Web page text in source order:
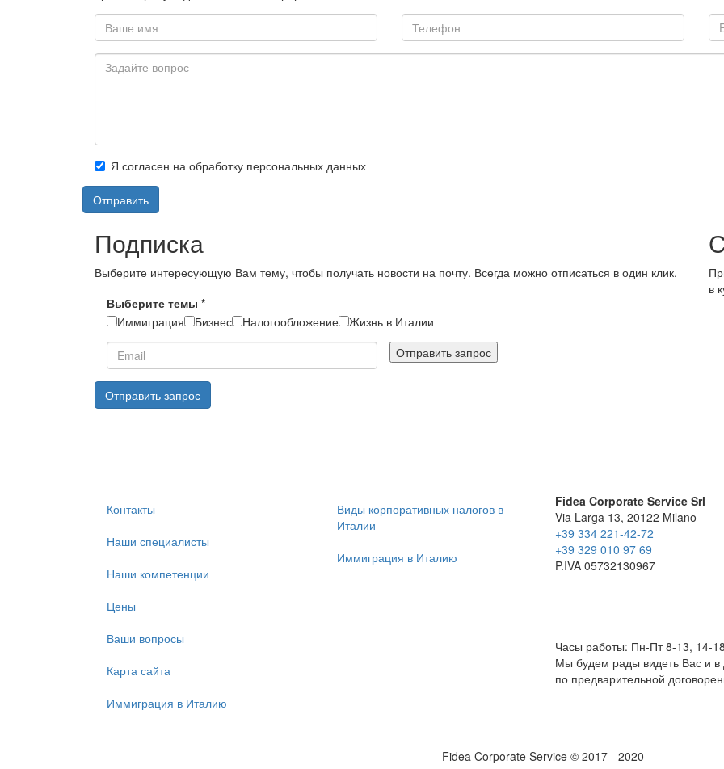
Ваше
имя
Телефон
E-
вопрос
*
Я согласен на обработку персональных данных
Согласие
*
Отправить
Подписка
Выберите интересующую Вам тему, чтобы получать новости на почту. Всегда можно отписаться в один клик.
Выберите темы *
Иммиграция
Бизнес Налогообложение Жизнь в Италии
Email
*
Отправить запрос
Отправить запрос
в
Контакты
Наши специалисты
Наши компетенции
Цены
Ваши вопросы
Карта сайта
Иммиграция в Италию
Виды корпоративных налогов в
Италии
Иммиграция в Италию
Fidea Corporate Service Srl
Via Larga 13, 20122 Milano
+39 334 221-42-72
+39 329 010 97 69
P.IVA 05732130967
Часы работы: Пн-Пт 8-13, 14-18
Мы будем рады видеть Вас и в
по предварительной
Fidea Corporate Service © 2017 - 2020